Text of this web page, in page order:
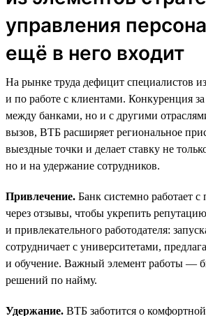
управления
ещё в него входит
На рынке труда дефицит специалистов
и по работе с клиентами. Конкуренция
между банками, но и с другими
вызов, ВТБ расширяет региональное
выездные точки и делает ставку не
но и на удержание сотрудников.
Привлечение. Банк системно работает
через отзывы, чтобы укрепить
и привлекательного работодателя:
сотрудничает с университетами,
и обучение. Важный элемент работы —
решений по найму.
Удержание. ВТБ заботится о